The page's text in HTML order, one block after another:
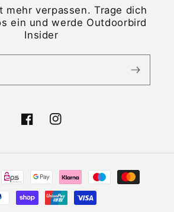
mehr verpassen. Trage dich
ein und werde Outdoorbird
Insider
FacebookInstagram